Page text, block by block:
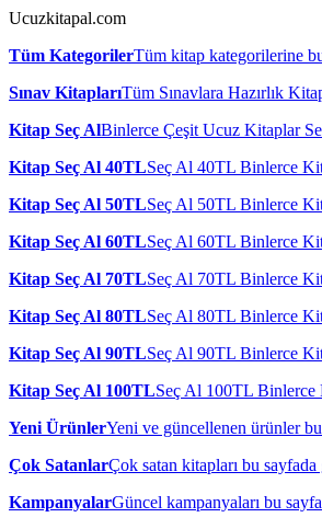
Ucuzkitapal.com
Tüm KategorilerTüm kitap kategorilerine
Sınav KitaplarıTüm Sınavlara Hazırlık
Kitap Seç AlBinlerce Çeşit Ucuz Kitaplar
Kitap Seç Al 40TLSeç Al 40TL Binlerce
Kitap Seç Al 50TLSeç Al 50TL Binlerce
Kitap Seç Al 60TLSeç Al 60TL Binlerce
Kitap Seç Al 70TLSeç Al 70TL Binlerce
Kitap Seç Al 80TLSeç Al 80TL Binlerce
Kitap Seç Al 90TLSeç Al 90TL Binlerce
Kitap Seç Al 100TLSeç Al 100TL Binlerce
Yeni ÜrünlerYeni ve güncellenen ürünler
Çok SatanlarÇok satan kitapları bu
KampanyalarGüncel kampanyaları bu